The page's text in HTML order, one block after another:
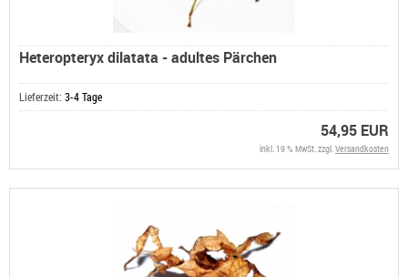
Heteropteryx dilatata - adultes Pärchen
Lieferzeit: 3-4 Tage
54,95 EUR
inkl. 19 % MwSt. zzgl.Versandkosten